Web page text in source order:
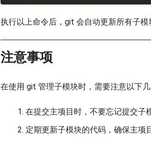
执行以上命令后，git 会自动更新所有子模
注意事项
在使用 git 管理子模块时，需要注意以下几
在提交主项目时，不要忘记提交子
定期更新子模块的代码，确保主项